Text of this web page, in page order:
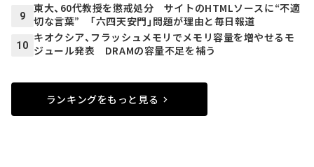
9
東大、60代教授を懲戒処分 サイトのHTMLソースに“不適
切な言葉” 「六四天安門」問題が理由と毎日報道
10
キオクシア、フラッシュメモリでメモリ容量を増やせるモ
ジュール発表 DRAMの容量不足を補う
ランキングをもっと見る